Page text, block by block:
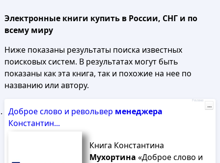
Электронные книги купить в России, СНГ и по
всему миру
Ниже показаны результаты поиска известных
поисковых систем. В результатах могут быть
показаны как эта книга, так и похожие на нее по
названию или автору.
Доброе слово и револьвер менеджера
Константин...
Книга Константина
Мухортина «Доброе слово и
Реклама
...